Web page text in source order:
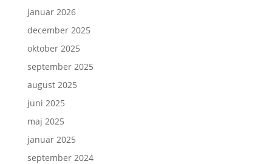
januar 2026
december 2025
oktober 2025
september 2025
august 2025
juni 2025
maj 2025
januar 2025
september 2024